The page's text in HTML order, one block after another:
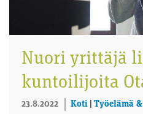
Nuori yrittäjä
kuntoilijoita
23.8.2022 Koti Työelämä